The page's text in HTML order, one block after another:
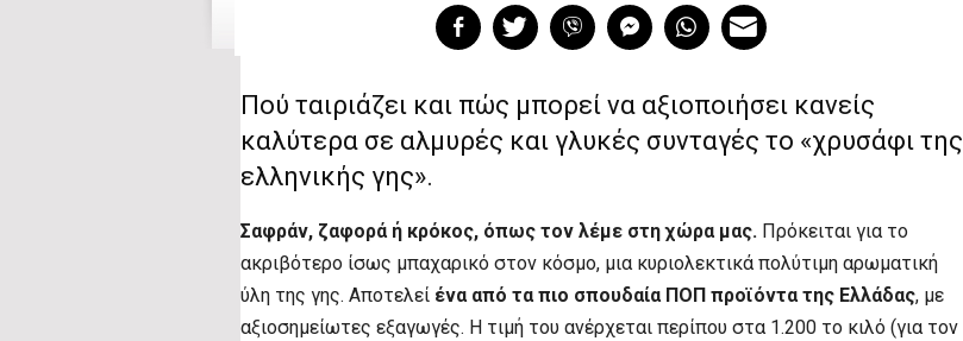
Πού ταιριάζει και πώς μπορεί να αξιοποιήσει κανείς
καλύτερα σε αλμυρές και γλυκές συνταγές το «χρυσάφι της
ελληνικής γης».
Σαφράν, ζαφορά ή κρόκος, όπως τον λέμε στη χώρα μας. Πρόκειται για το
ακριβότερο ίσως μπαχαρικό στον κόσμο, μια κυριολεκτικά πολύτιμη αρωματική
ύλη της γης. Αποτελεί ένα από τα πιο σπουδαία ΠΟΠ προϊόντα της Ελλάδας, με
αξιοσημείωτες εξαγωγές. Η τιμή του ανέρχεται περίπου στα 1.200 το κιλό (για τον